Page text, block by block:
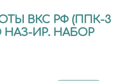
ВКС РФ (ППК-3
НАЗ-ИР. НАБОР